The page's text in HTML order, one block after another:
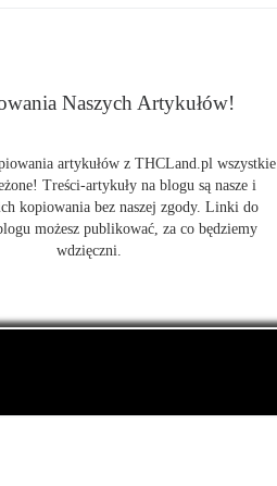
Naszych Artykułów!
artykułów z THCLand.pl wszystkie
Treści-artykuły na blogu są nasze i
kopiowania bez naszej zgody. Linki do
możesz publikować, za co będziemy
wdzięczni.